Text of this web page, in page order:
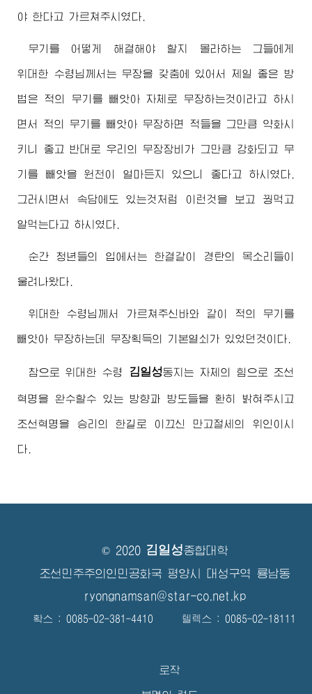
야 한다고 가르쳐주시였다.
무기를 어떻게 해결해야 할지 몰라하는 그들에게
위대한 수령님께서 는 무장을 갖춤에 있어서 제일 좋은 방
법은 적의 무기를 빼앗아 자체로 무장하는것이라고 하시
면서 적의 무기를 빼앗아 무장하면 적들을 그만큼 약화시
키니 좋고 반대로 우리의 무장장비가 그만큼 강화되고 무
기를 빼앗을 원천이 얼마든지 있으니 좋다고 하시였다.
그러시면서 속담에도 있는것처럼 이런것을 보고 꿩먹고
알먹는다고 하시였다.
순간 청년들의 입에서는 한결같이 경탄의 목소리들이
울려나왔다.
위대한 수령님께서 가르쳐주신바와 같이 적의 무기를
빼앗아 무장하는데 무장획득의 기본열쇠가 있었던것이다.
참으로위대한 수령 김일성동지 는 자체의 힘으로 조선
혁명을 완수할수 있는 방향과 방도들을 환히 밝혀주시고
조선혁명을 승리의 한길로 이끄신 만고절세의 위인이시
다.
© 2020 김일성종합대학
조선민주주의인민공화국 평양시 대성구역 룡남동
ryongnamsan@star-co.net.kp
확스 : 0085-02-381-4410 텔렉스 : 0085-02-18111
로작